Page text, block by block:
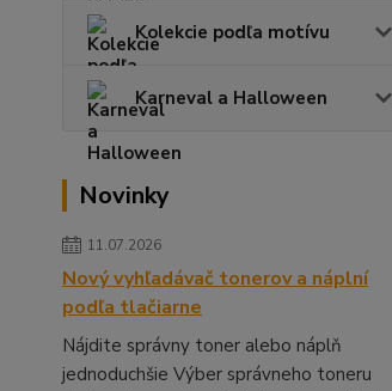
Kolekcie podľa motívu
Karneval a Halloween
Novinky
11.07.2026
Nový vyhľadávač tonerov a náplní
podľa tlačiarne
Nájdite správny toner alebo náplň
jednoduchšie Výber správneho toneru